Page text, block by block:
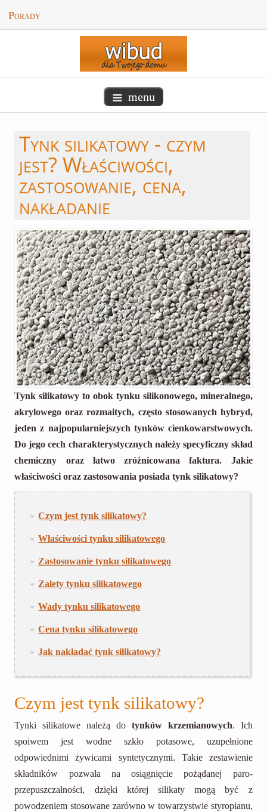
Porady
menu
Tynk silikatowy - czym
jest? Właściwości,
zastosowanie, cena,
nakładanie
Tynk silikatowy to obok tynku silikonowego, mineralnego,
akrylowego oraz rozmaitych, często stosowanych hybryd,
jeden z najpopularniejszych tynków cienkowarstwowych.
Do jego cech charakterystycznych należy specyficzny skład
chemiczny oraz łatwo zróżnicowana faktura. Jakie
właściwości oraz zastosowania posiada tynk silikatowy?
Czym jest tynk silikatowy?
Właściwości tynku silikatowego
Zastosowanie tynku silikatowego
Zalety tynku silikatowego
Wady tynku silikatowego
Cena tynku silikatowego
Jak nakładać tynk silikatowy?
Czym jest tynk silikatowy?
Tynki silikatowe należą do tynków krzemianowych. Ich
spoiwem jest wodne szkło potasowe, uzupełnione
odpowiednimi żywicami syntetycznymi. Takie zestawienie
składników pozwala na osiągnięcie pożądanej paro-
przepuszczalności, dzięki której silikaty mogą być z
powodzeniem stosowane zarówno w towarzystwie styropianu,